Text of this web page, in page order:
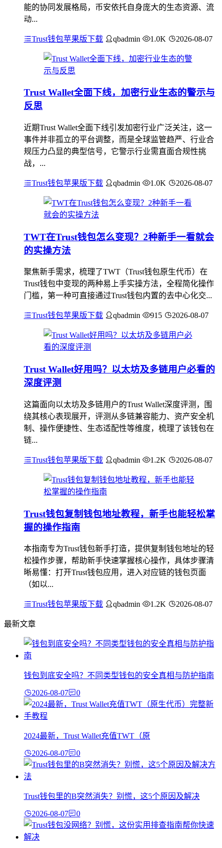
能的协同发展格局，币安依托自身庞大的生态资源、流
动...
Trust钱包苹果版下载 qbadmin 1.0K 2026-08-07
Trust Wallet全面下线，加密行业生态的警示与
反思
近期Trust Wallet全面下线引发加密行业广泛关注，这一
事件并非孤立的平台调整，而是全球监管趋严、行业合
规压力凸显的典型信号，它警示行业需直面合规性挑
战，...
Trust钱包苹果版下载 qbadmin 1.0K 2026-08-07
TWT在Trust钱包怎么变现？2种新手一看就会
的实操方法
聚焦新手需求，梳理了TWT（Trust钱包原生代币）在
Trust钱包中变现的两种易上手实操方法，全程简化操作
门槛，第一种可直接通过Trust钱包内置的去中心化交...
Trust钱包苹果版下载 qbadmin 915 2026-08-07
Trust Wallet好用吗？以太坊及多链用户必看的
深度评测
这篇面向以太坊及多链用户的Trust Wallet深度评测，围
绕其核心表现展开，评测从多链兼容能力、资产安全机
制、操作便捷性、生态适配性等维度，梳理了该钱包在
链...
Trust钱包苹果版下载 qbadmin 1.2K 2026-08-07
Trust钱包复制钱包地址教程，新手也能轻松掌
握的操作指南
本指南专为Trust钱包新手打造，提供复制钱包地址的轻
松操作步骤，帮助新手快速掌握核心操作，具体步骤清
晰易懂：打开Trust钱包应用，进入对应链的钱包页面
（如以...
Trust钱包苹果版下载 qbadmin 1.2K 2026-08-07
最新文章
钱包到底安全吗？不同类型钱包的安全真相与防护指南
2026-08-07 0
2024最新，Trust Wallet充值TWT（原
2026-08-07 0
Trust钱包里的B突然消失？别慌，这5个原因及解决
2026-08-07 0